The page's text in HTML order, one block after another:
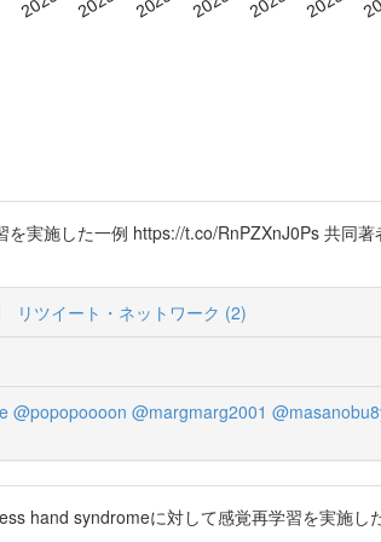
実施した一例 https://t.co/RnPZXnJ0Ps 共同
リツイート・ネットワーク (2)
@popopoooon @margmarg2001
hand syndromeに対して感覚再学習を実施